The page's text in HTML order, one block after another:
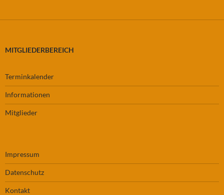
MITGLIEDERBEREICH
Terminkalender
Informationen
Mitglieder
Impressum
Datenschutz
Kontakt